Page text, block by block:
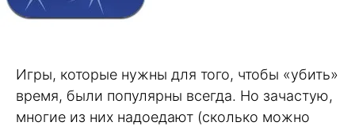
Игры, которые нужны для того, чтобы «убить»
время, были популярны всегда. Но зачастую,
многие из них надоедают (сколько можно